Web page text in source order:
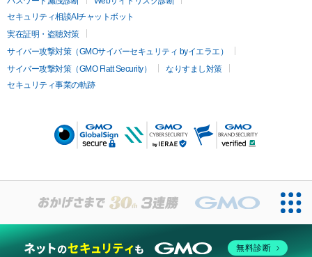
セキュリティ相談AIチャットボット
実在証明・盗聴対策
サイバー攻撃対策（GMOサイバーセキュリティ byイエラエ）
サイバー攻撃対策（GMO Flatt Security）
なりすまし対策
セキュリティ事業の軌跡
無料診断